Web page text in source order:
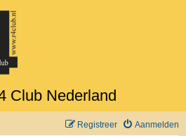
Club Nederland
Aanmelden
Registreer